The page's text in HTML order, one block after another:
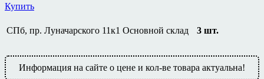
Купить
СПб, пр. Луначарского 11к1 Основной склад 3 шт.
Информация на сайте о цене и кол-ве товара актуальна!